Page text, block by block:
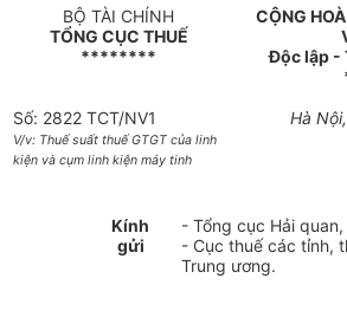
BỘ TÀI CHÍNH
TỔNG CỤC THUẾ
********
CỘNG
Độc lập -
Số: 2822 TCT/NV1
V/v: Thuế suất thuế GTGT của linh
kiện và cụm linh kiện máy tinh
Hà
Kính
gửi
- Tổng cục Hải quan,
- Cục thuế các tỉnh,
Trung ương.